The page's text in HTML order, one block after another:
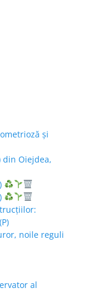
și
din Oiejdea,
noile reguli
al